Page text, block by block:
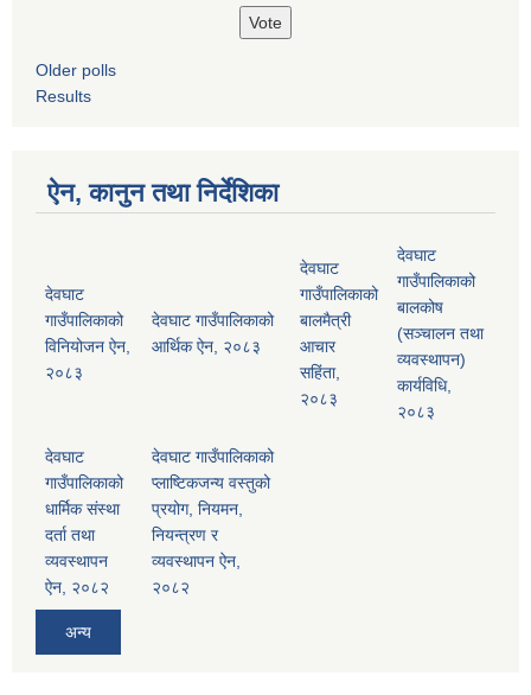
Older polls
Results
ऐन, कानुन तथा निर्देशिका
देवघाट
गाउँपालिकाको
विनियोजन ऐन,
२०८३
देवघाट गाउँपालिकाको
आर्थिक ऐन, २०८३
देवघाट
गाउँपालिकाको
बालमैत्री
आचार
सहिंता,
२०८३
देवघाट
गाउँपालिकाको
बालकोष
(सञ्चालन तथा
व्यवस्थापन)
कार्यविधि,
२०८३
देवघाट
गाउँपालिकाको
धार्मिक संस्था
दर्ता तथा
व्यवस्थापन
ऐन, २०८२
देवघाट गाउँपालिकाको
प्लाष्टिकजन्य वस्तुको
प्रयोग, नियमन,
नियन्त्रण र
व्यवस्थापन ऐन,
२०८२
अन्य